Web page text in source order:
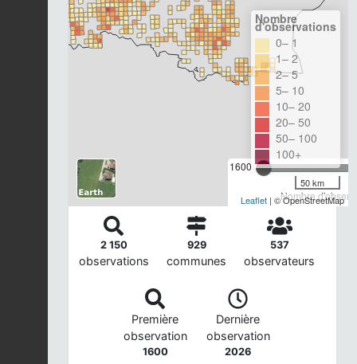
1600
Nombre
Nombre
d'observations
0– 1
1– 2
2– 5
5– 10
10– 20
20– 50
50– 100
100+
50 km
Leaflet | © OpenStreetMap
2 150
observations
929
communes
537
observateurs
Première
observation
1600
Dernière
observation
2026